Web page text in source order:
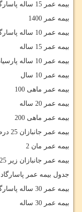
بیمه عمر 15 ساله پاسارگاد
بیمه عمر 1400
بیمه عمر 10 ساله پاسارگاد
بیمه عمر 15 ساله
بیمه عمر 10 ساله پارسیان
بیمه عمر 10 سال
بیمه عمر ماهی 100
بیمه عمر 20 ساله
بیمه عمر ماهی 200
بیمه عمر جانبازان 25 درصد
بیمه عمر مان 2
بیمه عمر جانبازان زیر 25 درصد
جدول بیمه عمر پاسارگاد 20 ساله
بیمه عمر 30 ساله پاسارگاد
بیمه عمر 30 ساله